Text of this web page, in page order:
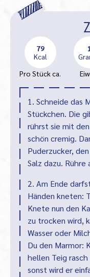
79
Kcal
Pro Stück ca.
1
1. Schneide das
Stückchen. Die
rührst sie mit
schön cremig.
Puderzucker,
Salz dazu.
2. Am Ende
Händen kneten:
Knete nun den
zu trocken wird,
Wasser oder
Du den Marmor:
hellen Teig
sonst wird er